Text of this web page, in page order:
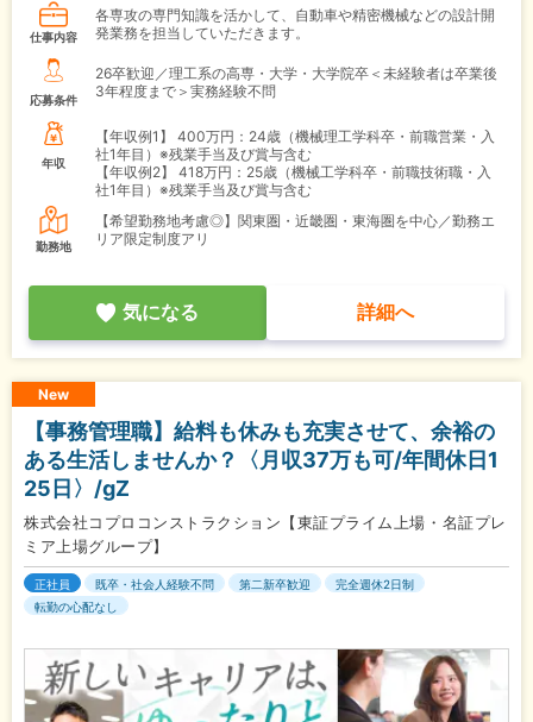
仕事内容
各専攻の専門知識を活かして、自動車や精密機械などの設計開
発業務を担当していただきます。
応募条件
26卒歓迎／理工系の高専・大学・大学院卒＜未経験者は卒業後
3年程度まで＞実務経験不問
年収
【年収例1】
400万円：24歳（機械理工学科卒・前職営業・入
社1年目）※残業手当及び賞与含む
【年収例2】
418万円：25歳（機械工学科卒・前職技術職・入
社1年目）※残業手当及び賞与含む
勤務地
【希望勤務地考慮◎】関東圏・近畿圏・東海圏を中心／勤務エ
リア限定制度アリ
気になる 詳細へ
New
【事務管理職】給料も休みも充実させて、余裕の
ある生活しませんか？〈月収37万も可/年間休日1
25日〉/gZ
株式会社コプロコンストラクション【東証プライム上場・名証プレ
ミア上場グループ】
正社員 既卒・社会人経験不問 第二新卒歓迎
完全週休2日制
転勤の心配なし